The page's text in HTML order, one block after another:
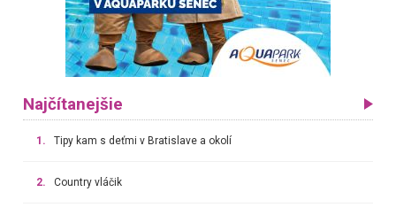
Najčítanejšie
1. Tipy kam s deťmi v Bratislave a okolí
2. Country vláčik